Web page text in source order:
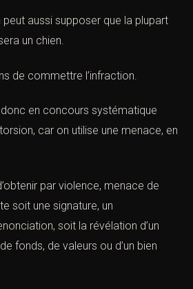
peut aussi supposer que la plupart
un chien.
de commettre l’infraction.
en concours systématique
car on utilise une menace, en
par violence, menace de
soit une signature, un
soit la révélation d’un
fonds, de valeurs ou d’un bien